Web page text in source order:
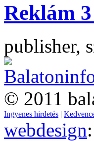
Reklám
publisher,
© 2011
Ingyenes hirdetés |
webdesign: